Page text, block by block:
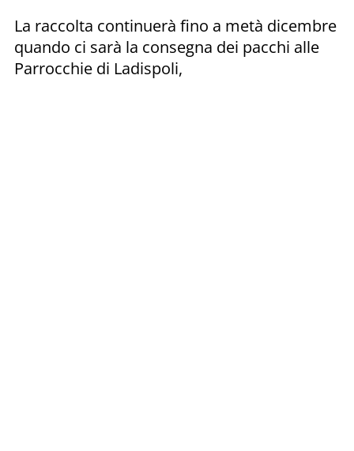
La raccolta continuerà fino a metà dicembre
quando ci sarà la consegna dei pacchi alle
Parrocchie di Ladispoli,